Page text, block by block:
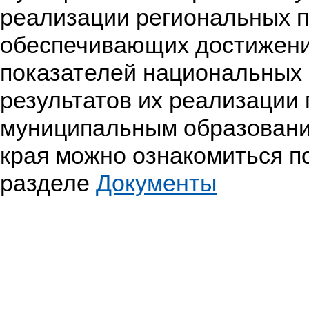
реализации региональных
обеспечивающих
показателей национальных
результатов их реализации
муниципальным
края можно ознакомиться
разделе Документы